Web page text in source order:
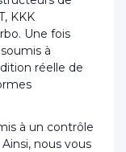
KKK
Une fois
à
réelle de
à un contrôle
nous vous